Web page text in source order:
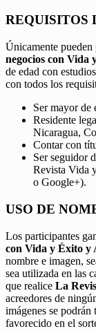
REQUISITOS
Únicamente
negocios con Vida
de edad con
con todos los
Ser mayor de
Residente
Nicaragua,
Contar con
Ser seguidor
Revista Vida
o Google+).
USO DE
Los participantes
con Vida y Éxito y
nombre e imagen,
sea utilizada en las
que realice La
acreedores de
imágenes se podrán
favorecido en el